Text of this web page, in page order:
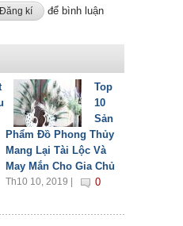
Đăng kí để bình luận
Top
10
Sản
Phẩm Đồ Phong Thủy
Mang Lại Tài Lộc Và
May Mắn Cho Gia Chủ
Th10 10, 2019 | 0